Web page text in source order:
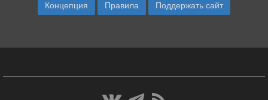
Концепция Правила Поддержать сайт